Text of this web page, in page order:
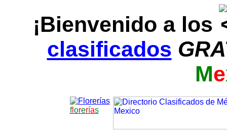
¡Bienvenido a los
clasificados
Me
florerías